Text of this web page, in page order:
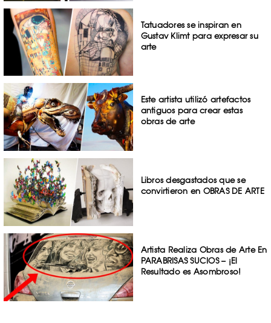
Tatuadores se inspiran en
Gustav Klimt para expresar su
arte
Este artista utilizó artefactos
antiguos para crear estas
obras de arte
Libros desgastados que se
convirtieron en OBRAS DE ARTE
Artista Realiza Obras de Arte En
PARABRISAS SUCIOS – ¡El
Resultado es Asombroso!